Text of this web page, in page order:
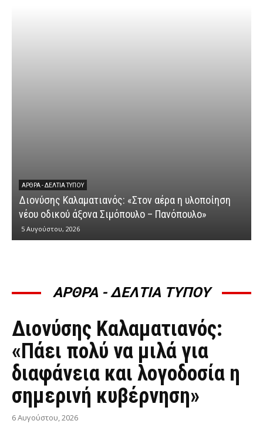
ΆΡΘΡΑ - ΔΕΛΤΊΑ ΤΎΠΟΥ
Διονύσης Καλαματιανός: «Στον αέρα η υλοποίηση
νέου οδικού άξονα Σιμόπουλο – Πανόπουλο»
5 Αυγούστου, 2026
ΑΡΘΡΑ - ΔΕΛΤΙΑ ΤΥΠΟΥ
ΆΡΘΡΑ - ΔΕΛΤΊΑ ΤΎΠΟΥ
Διονύσης Καλαματιανός:
«Πάει πολύ να μιλά για
διαφάνεια και λογοδοσία η
σημερινή κυβέρνηση»
6 Αυγούστου, 2026